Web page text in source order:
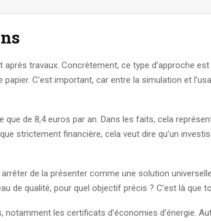
travaux. Concrètement, ce type d’approche est
C’est important, car entre la simulation et
de 8,4 euros par an. Dans les faits, cela
strictement financière, cela veut dire qu’un
de la présenter comme une solution
de qualité, pour quel objectif précis ? C’est là que
les certificats d’économies d’énergie.